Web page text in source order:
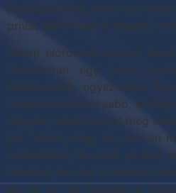
predesztinálva, akkor az
privát életemben is hasonló
Velem előfordult néhány
Színházban egy olyan
letisztultabb, egyszerűbb
temperamentumosabb,
vagyok, nekem ezzel meg
azt hittem, hogy az amit én
viselkedem, az pont jó lesz
rendező, aki ezt a darabot
ez az út, és faragta le